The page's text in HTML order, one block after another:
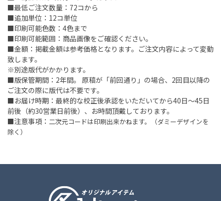
■最低ご注文数量：72コから
■追加単位：12コ単位
■印刷可能色数：4色まで
■印刷可能範囲：商品画像をご確認ください。
■金額：掲載金額は参考価格となります。ご注文内容によって変動
致します。
※別途版代がかかります。
■版保管期間：2年間。 原稿が「前回通り」の場合、2回目以降の
ご注文の際に版代は不要です。
■お届け時期：最終的な校正後承認をいただいてから40日～45日
前後（約30営業日前後）、お時間頂戴しております。
■注意事項： 二次元コードは印刷出来かねます。（ダミーデザインを
除く）